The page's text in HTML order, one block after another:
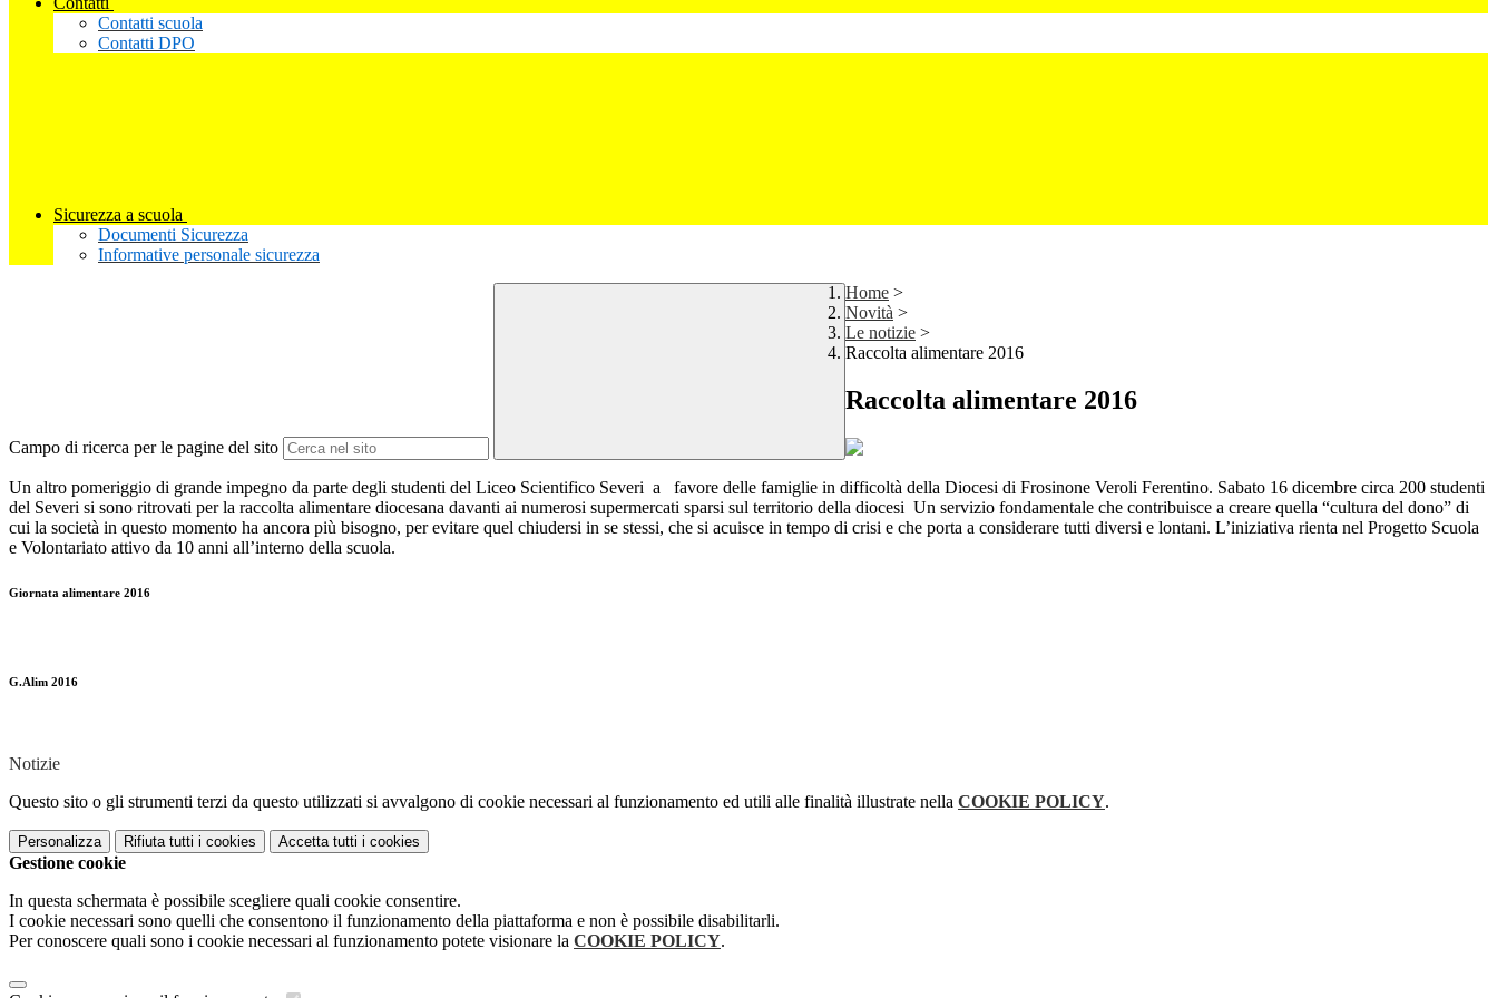
Contatti scuola
Contatti DPO
Sicurezza a scuola
Documenti Sicurezza
Informative personale sicurezza
Campo di ricerca per le pagine del sito
Home >
Novità >
Le notizie >
Raccolta alimentare 2016
Raccolta alimentare 2016
Un altro pomeriggio di grande impegno da parte degli studenti del Liceo Scientifico Severi a favore delle famiglie in difficoltà della Diocesi di Frosinone Veroli Ferentino. Sabato 16 dicembre circa 200 studenti
del Severi si sono ritrovati per la raccolta alimentare diocesana davanti ai numerosi supermercati sparsi sul territorio della diocesi Un servizio fondamentale che contribuisce a creare quella “cultura del dono” di
cui la società in questo momento ha ancora più bisogno, per evitare quel chiudersi in se stessi, che si acuisce in tempo di crisi e che porta a considerare tutti diversi e lontani. L’iniziativa rienta nel Progetto Scuola
e Volontariato attivo da 10 anni all’interno della scuola.
Giornata alimentare 2016
G.Alim 2016
Notizie
Questo sito o gli strumenti terzi da questo utilizzati si avvalgono di cookie necessari al funzionamento ed utili alle finalità illustrate nella COOKIE POLICY.
Personalizza Rifiuta tutti i cookies Accetta tutti i cookies
Gestione cookie
In questa schermata è possibile scegliere quali cookie consentire.
I cookie necessari sono quelli che consentono il funzionamento della piattaforma e non è possibile disabilitarli.
Per conoscere quali sono i cookie necessari al funzionamento potete visionare la COOKIE POLICY.